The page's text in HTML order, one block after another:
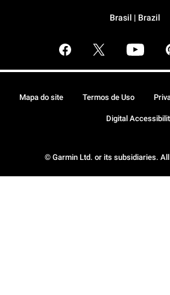
Brasil | Brazil
© Garmin Ltd. or its subsidiaries.
Mapa do site Termos de Uso
Digital